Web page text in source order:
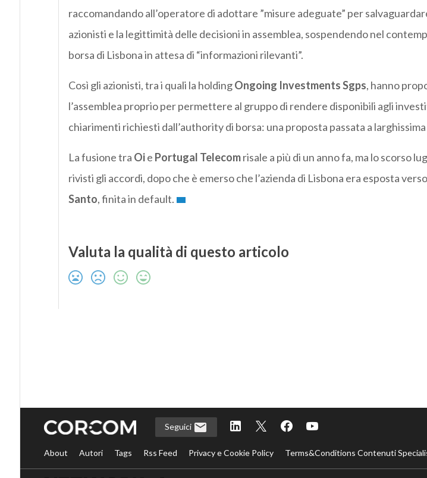
raccomandando all’operatore di adottare ”misure adeguate” per
azionisti e la legittimità delle decisioni in assemblea, sospendendo nel
borsa di Lisbona in attesa di “informazioni rilevanti”.
Così gli azionisti, tra i quali la holdingOngoing Investments Sgps, hanno
l’assemblea proprio per permettere al gruppo di rendere disponibili agli
chiarimenti richiesti dall’authority di borsa: una proposta passata a
La fusione tra Oie Portugal Telecomrisale a più di un anno fa, ma lo scorso
rivisti gli accordi, dopo che è emerso che l’azienda di Lisbona era esposta
Santo, finita in default.
Valuta la qualità di questo articolo
Seguici
About Autori Tags Rss Feed Privacy e Cookie Policy Terms&Conditions Contenuti